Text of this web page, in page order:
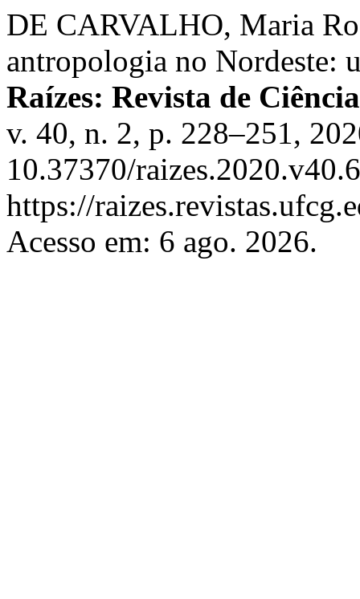
DE CARVALHO, Maria
antropologia no Nordeste:
Raízes: Revista de
v. 40, n. 2, p. 228–251,
10.37370/
https://
Acesso em: 6 ago. 2026.